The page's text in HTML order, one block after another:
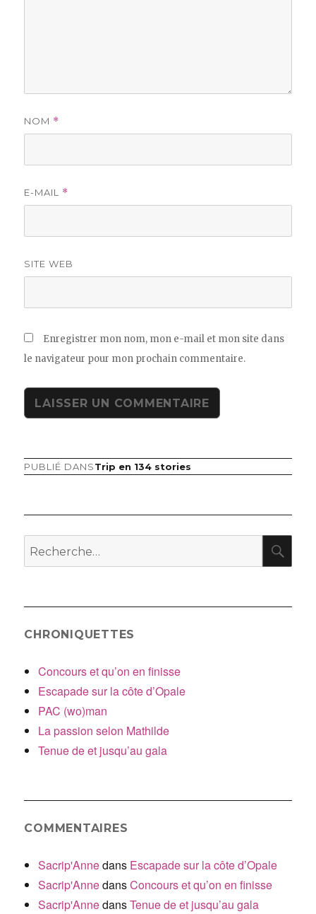
NOM *
E-MAIL *
SITE WEB
Enregistrer mon nom, mon e-mail et mon site dans
le navigateur pour mon prochain commentaire.
Navigation
l’article
PUBLIÉ DANSTrip en 134 stories
Recherche
pour
CHRONIQUETTES
Concours et qu’on en finisse
Escapade sur la côte d’Opale
PAC (wo)man
La passion selon Mathilde
Tenue de et jusqu’au gala
COMMENTAIRES
Sacrip'Annedans Escapade sur la côte d’Opale
Sacrip'AnnedansConcours et qu’on en finisse
Sacrip'AnnedansTenue de et jusqu’au gala